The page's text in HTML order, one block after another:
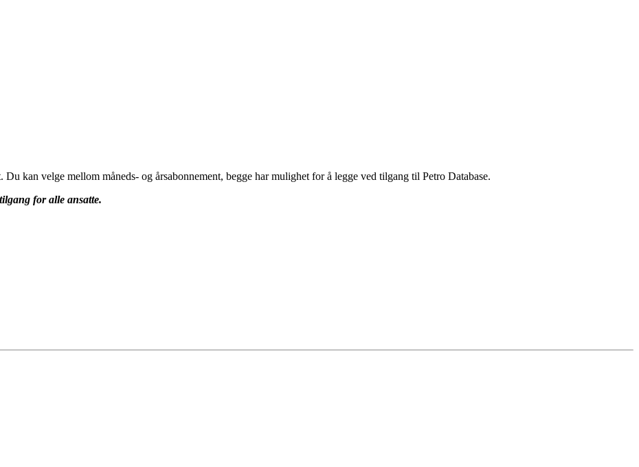
kan velge mellom måneds- og årsabonnement, begge har mulighet for å legge ved tilgang til Petro Database.
for alle ansatte.